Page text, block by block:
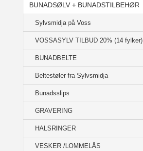
BUNADSØLV + BUNADSTILBEHØR
Sylvsmidja på Voss
VOSSASYLV TILBUD 20% (14 fylker)
BUNADBELTE
Beltestøler fra Sylvsmidja
Bunadsslips
GRAVERING
HALSRINGER
VESKER /LOMMELÅS